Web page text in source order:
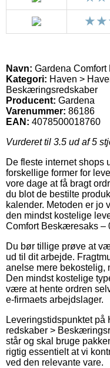
Navn: Gardena
Kategori: Haven >
Beskæringsredskaber
Producent: Gardena
Varenummer: 86186
EAN: 4078500018760
Vurderet til 3.5 ud af 5
De fleste internet shops
forskellige former for
vore dage at få bragt
du blot de bestilte
kalender. Metoden er jo
den mindst kostelige
Comfort Beskæresaks –
Du bør tillige prøve at
ud til dit arbejde.
anelse mere bekostelig,
Den mindst kostelige
være at hente ordren
e-firmaets arbejdslager.
Leveringstidspunktet på
redskaber >
står og skal bruge
rigtig essentielt at vi
ved den relevante vare.